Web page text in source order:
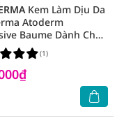
Kem Làm Dịu Da
Atoderm
Baume Dành Cho
Khô Hoặc Da Nhạy
(1)